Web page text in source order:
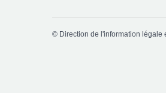
© Direction de l'information légale